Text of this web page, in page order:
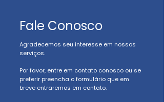
Fale Conosco
Agradecemos seu interesse em nossos
serviços.
Por favor, entre em contato conosco ou se
preferir preencha o formulário que em
breve entraremos em contato.